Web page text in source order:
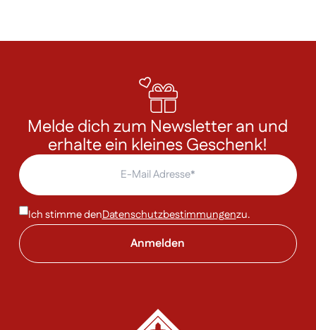
Melde dich zum Newsletter an und
erhalte ein kleines Geschenk!
Ich stimme denDatenschutzbestimmungenzu.